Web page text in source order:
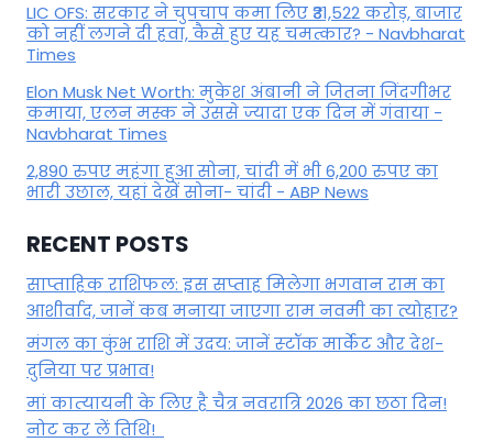
LIC OFS: सरकार ने चुपचाप कमा लिए ₹31,522 करोड़, बाजार
को नहीं लगने दी हवा, कैसे हुए यह चमत्कार? - Navbharat
Times
Elon Musk Net Worth: मुकेश अंबानी ने जितना जिंदगीभर
कमाया, एलन मस्क ने उससे ज्यादा एक दिन में गंवाया -
Navbharat Times
2,890 रुपए महंगा हुआ सोना, चांदी में भी 6,200 रुपए का
भारी उछाल, यहां देखें सोना- चांदी - ABP News
RECENT POSTS
साप्ताहिक राशिफल: इस सप्ताह मिलेगा भगवान राम का
आशीर्वाद, जानें कब मनाया जाएगा राम नवमी का त्योहार?
मंगल का कुंभ राशि में उदय: जानें स्‍टॉक मार्केट और देश-
दुनिया पर प्रभाव!
मां कात्‍यायनी के लिए है चैत्र नवरात्रि 2026 का छठा दिन!
नोट कर लें तिथि!